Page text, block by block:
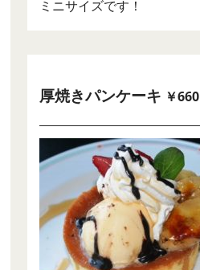
ミニサイズです！
厚焼きパンケーキ ￥660